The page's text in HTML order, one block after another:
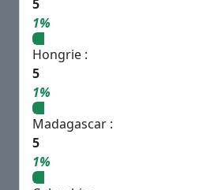
5
1%
Hongrie :
5
1%
Madagascar :
5
1%